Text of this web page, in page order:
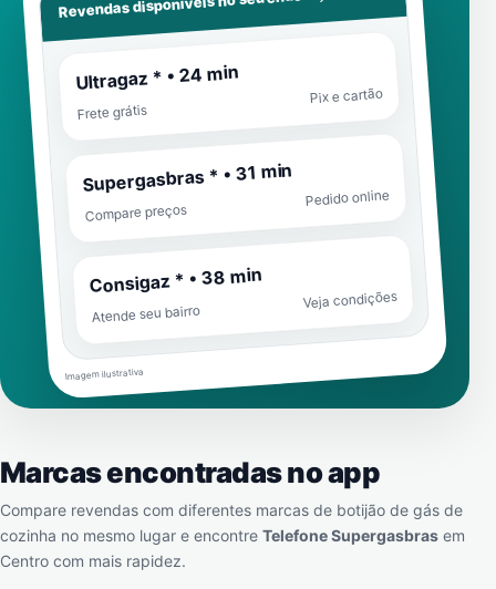
Ultragaz * • 24 min
Frete grátis
Pix e cartão
Supergasbras * • 31 min
Compare preços
Pedido online
Consigaz * • 38 min
Atende seu bairro
Veja condições
Imagem ilustrativa
Marcas encontradas no app
Compare revendas com diferentes marcas de botijão de gás de
cozinha no mesmo lugar e encontre Telefone Supergasbras em
Centro com mais rapidez.